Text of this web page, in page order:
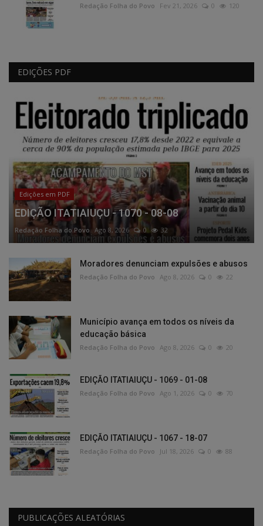
Redação Folha do Povo Fev 21, 2026 0 120
EDIÇÕES PDF
Edições em PDF
EDIÇÃO ITATIAIUÇU - 1070 - 08-08
Redação Folha do Povo Ago 8, 2026 0 32
Moradores denunciam expulsões e abusos
Redação Folha do Povo Ago 8, 2026 0 22
Município avança em todos os níveis da
educação básica
Redação Folha do Povo Ago 8, 2026 0 20
EDIÇÃO ITATIAIUÇU - 1069 - 01-08
Redação Folha do Povo Ago 1, 2026 0 70
EDIÇÃO ITATIAIUÇU - 1067 - 18-07
Redação Folha do Povo Jul 18, 2026 0 88
PUBLICAÇÕES ALEATÓRIAS